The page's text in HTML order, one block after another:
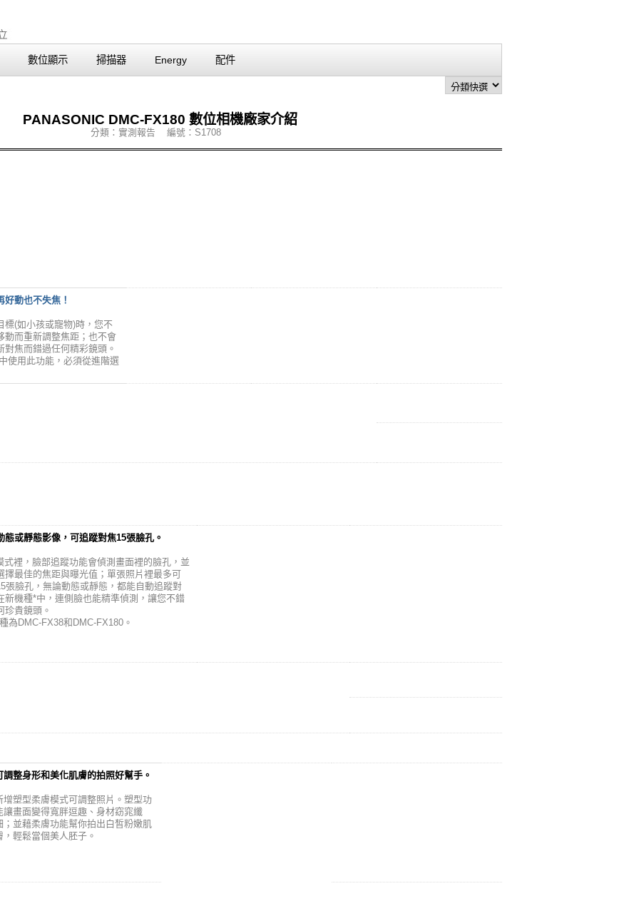
數位顯示 掃描器 Energy 配件
PANASONIC DMC-FX180 數位相機廠家介紹
分類：實測報告 編號：S1708
好動也不失焦！
標(如小孩或寵物)時，您不
動而重新調整焦距；也不會
對焦而錯過任何精彩鏡頭。
使用此功能，必須從進階選
態或靜態影像，可追蹤對焦15張臉孔。
式裡，臉部追蹤功能會偵測畫面裡的臉孔，並
擇最佳的焦距與曝光值；單張照片裡最多可
張臉孔，無論動態或靜態，都能自動追蹤對
新機種*中，連側臉也能精準偵測，讓您不錯
珍貴鏡頭。
為DMC-FX38和DMC-FX180。
調整身形和美化肌膚的拍照好幫手。
增塑型柔膚模式可調整照片。塑型功
讓畫面變得寬胖逗趣、身材窈窕纖
；並藉柔膚功能幫你拍出白皙粉嫩肌
，輕鬆當個美人胚子。